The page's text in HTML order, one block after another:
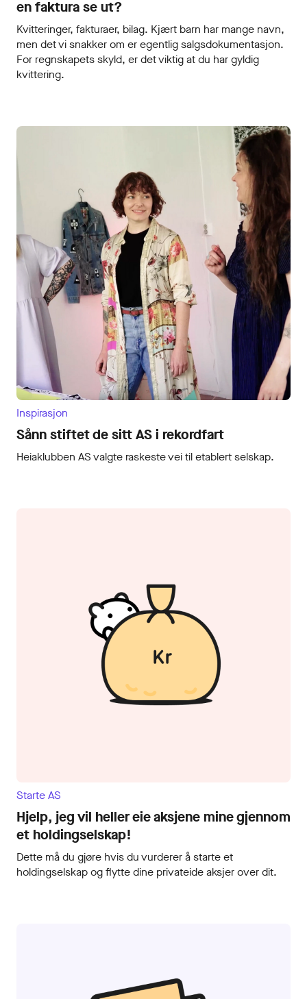
en faktura se ut?
Kvitteringer, fakturaer, bilag. Kjært barn har mange navn,
men det vi snakker om er egentlig salgsdokumentasjon.
For regnskapets skyld, er det viktig at du har gyldig
kvittering.
Inspirasjon
Sånn stiftet de sitt AS i rekordfart
Heiaklubben AS valgte raskeste vei til etablert selskap.
Starte AS
Hjelp, jeg vil heller eie aksjene mine gjennom
et holdingselskap!
Dette må du gjøre hvis du vurderer å starte et
holdingselskap og flytte dine privateide aksjer over dit.